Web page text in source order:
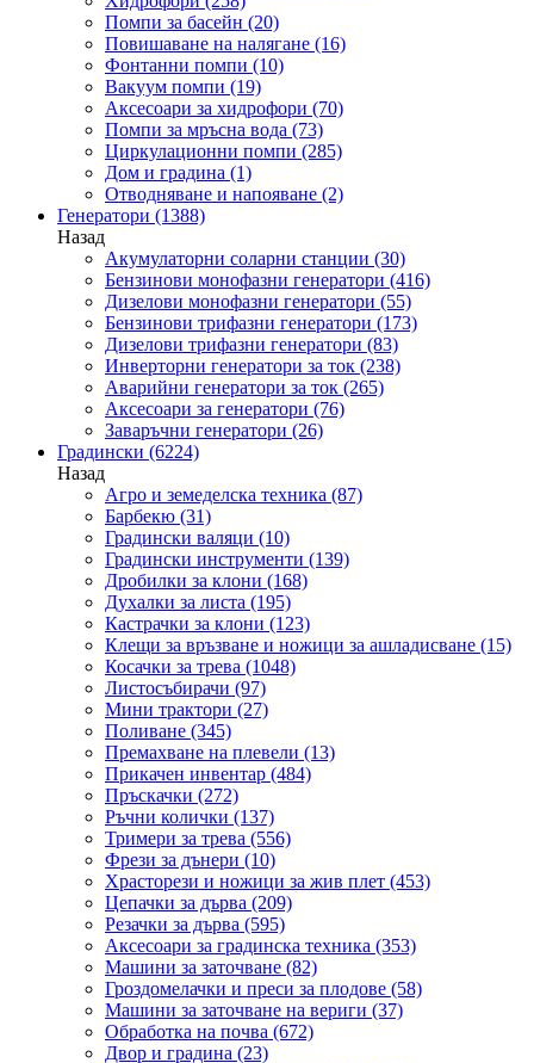
Помпи за басейн (20)
Повишаване на налягане (16)
Фонтанни помпи (10)
Вакуум помпи (19)
Аксесоари за хидрофори (70)
Помпи за мръсна вода (73)
Циркулационни помпи (285)
Дом и градина (1)
Отводняване и напояване (2)
Генератори (1388)
Назад
Акумулаторни соларни станции (30)
Бензинови монофазни генератори (416)
Дизелови монофазни генератори (55)
Бензинови трифазни генератори (173)
Дизелови трифазни генератори (83)
Инверторни генератори за ток (238)
Аварийни генератори за ток (265)
Аксесоари за генератори (76)
Заваръчни генератори (26)
Градински (6224)
Назад
Агро и земеделска техника (87)
Барбекю (31)
Градински валяци (10)
Градински инструменти (139)
Дробилки за клони (168)
Духалки за листа (195)
Кастрачки за клони (123)
Клещи за връзване и ножици за ашладисване (15)
Косачки за трева (1048)
Листосъбирачи (97)
Мини трактори (27)
Поливане (345)
Премахване на плевели (13)
Прикачен инвентар (484)
Пръскачки (272)
Ръчни колички (137)
Тримери за трева (556)
Фрези за дънери (10)
Храсторези и ножици за жив плет (453)
Цепачки за дърва (209)
Резачки за дърва (595)
Аксесоари за градинска техника (353)
Машини за заточване (82)
Гроздомелачки и преси за плодове (58)
Машини за заточване на вериги (37)
Обработка на почва (672)
Двор и градина (23)